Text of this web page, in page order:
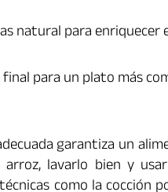
natural para enriquecer
para un plato más
garantiza un
lavarlo bien y